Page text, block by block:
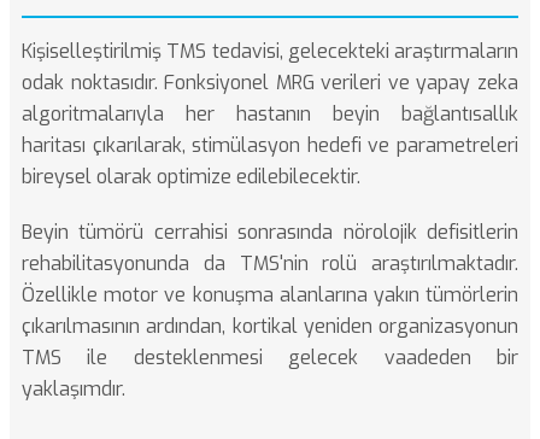
Kişiselleştirilmiş TMS tedavisi, gelecekteki araştırmaların
odak noktasıdır. Fonksiyonel MRG verileri ve yapay zeka
algoritmalarıyla her hastanın beyin bağlantısallık
haritası çıkarılarak, stimülasyon hedefi ve parametreleri
bireysel olarak optimize edilebilecektir.
Beyin tümörü cerrahisi sonrasında nörolojik defisitlerin
rehabilitasyonunda da TMS'nin rolü araştırılmaktadır.
Özellikle motor ve konuşma alanlarına yakın tümörlerin
çıkarılmasının ardından, kortikal yeniden organizasyonun
TMS ile desteklenmesi gelecek vaadeden bir
yaklaşımdır.